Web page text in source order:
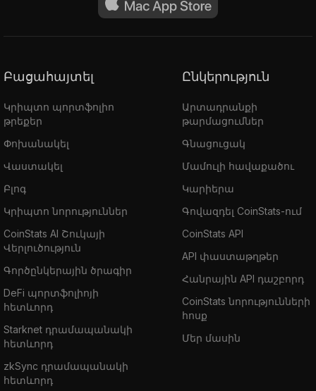
Բացահայտել
Կրիպտո պորտֆոլիո
թրեքեր
Փոխանակել
Վաստակել
Բլոգ
Կրիպտո նորություններ
CoinStats AI Շուկայի
Վերլուծություն
Գործընկերային ծրագիր
DeFi պորտֆոլիոյի
հետևորդ
Starknet դրամապանակի
հետևորդ
zkSync դրամապանակի
հետևորդ
Ընկերություն
Արտադրանքի
թարմացումներ
Գնացուցակ
Մամուլի հավաքածու
Կարիերա
Գովազդել CoinStats-ում
CoinStats API
API փաստաթղթեր
Հանրային API դաշբորդ
CoinStats նորությունների
հոսք
Մեր մասին